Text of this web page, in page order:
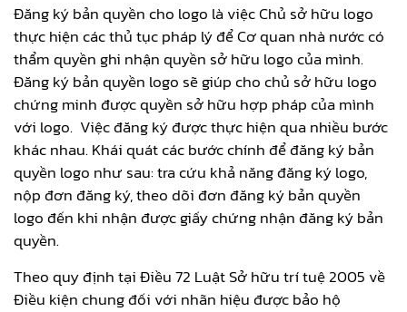
Đăng ký bản quyền cho logo là việc Chủ sở hữu logo
thực hiện các thủ tục pháp lý để Cơ quan nhà nước có
thẩm quyền ghi nhận quyền sở hữu logo của mình.
Đăng ký bản quyền logo sẽ giúp cho chủ sở hữu logo
chứng minh được quyền sở hữu hợp pháp của mình
với logo. Việc đăng ký được thực hiện quanhiều bước
khác nhau. Khái quát các bước chính để đăng ký bản
quyền logo như sau: tra cứu khả năng đăng ký logo,
nộp đơn đăng ký, theo dõi đơn đăng ký bản quyền
logo đến khi nhận được giấy chứng nhận đăng ký bản
quyền.
Theo quy định tại Điều 72 Luật Sở hữu trí tuệ 2005 về
Điều kiện chung đối với nhãn hiệu được bảo hộ